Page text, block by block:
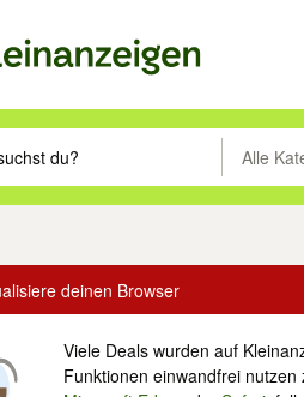
eingeben. Eingabetaste drücken um
Alle
deinen Browser
Viele Deals wurden auf
Funktionen einwandfrei